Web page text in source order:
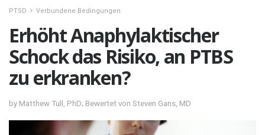
PTSD Verbundene Bedingungen
Erhöht Anaphylaktischer
Schock das Risiko, an PTBS
zu erkranken?
by Matthew Tull, PhD; Bewertet von Steven Gans, MD